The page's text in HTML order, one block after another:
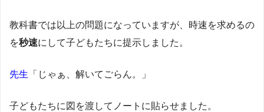
教科書では以上の問題になっていますが、時速を求めるの
を秒速にして子どもたちに提示しました。
先生 「じゃぁ、解いてごらん。」
子どもたちに図を渡してノートに貼らせました。